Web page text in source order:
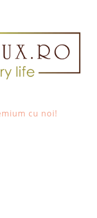
cu noi!